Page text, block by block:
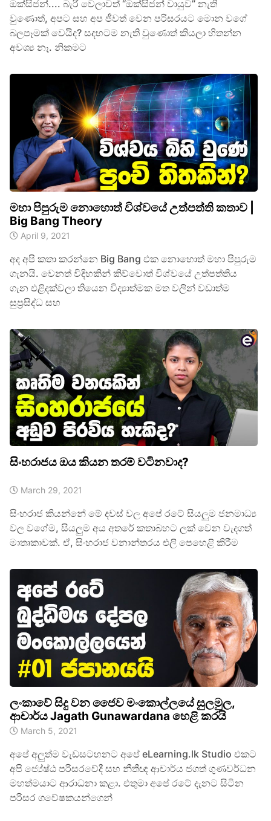
ඔක්සිජන්.... බැරි වෙලාවත් “ඔක්සිජන් වායුව” නැති
වුණොත්, අපට සහ අප ජීවත් වෙන පරිසරයට මොන වගේ
බලපෑමක් වෙයිද? සදහටම නැති වුණොත් කියලා හිතන්න
අවශ්‍ය නෑ. නිකමට
මහා පිපුරුම නොහොත් විශ්වයේ උත්පත්ති කතාව |
Big Bang Theory
April 9, 2021
අද අපි කතා කරන්නෙ Big Bang එක නොහොත් මහා පිපුරුම
ගැනයි. වෙනත් විදිහකින් කිව්වොත් විශ්වයේ උත්පත්තිය
ගැන එළිදක්වලා තියෙන විද්‍යාත්මක මත වලින් වඩාත්ම
සුප්‍රසිද්ධ සහ
සිංහරාජය ඔය කියන තරම් වටිනවාද?
March 29, 2021
සිංහරාජ කියන්නේ මේ දවස් වල අපේ රටේ සියලුම ජනමාධ්‍ය
වල වගේම, සියලුම අය අතරේ කතාබහට ලක් වෙන වැදගත්
මාතෘකාවක්. ඒ, සිංහරාජ වනාන්තරය එලි පෙහෙළි කිරීම
ලංකාවේ සිදු වන ජෛව මංකොල්ලයේ සුලමුල,
ආචාර්ය Jagath Gunawardana හෙළි කරයි
March 5, 2021
අපේ අලුත්ම වැඩසටහනට අපේ eLearning.lk Studio එකට
අපි ජ්‍යේෂ්ඨ පරිසරවේදී සහ නීතීඥ ආචාර්ය ජගත් ගුණවර්ධන
මහත්මයාට ආරාධනා කළා. එතුමා අපේ රටේ දැනට සිටින
පරිසර ගවේෂකයන්ගෙන්